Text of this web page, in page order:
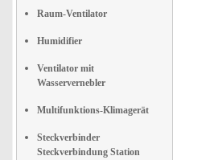
Raum-Ventilator
Humidifier
Ventilator mit
Wasservernebler
Multifunktions-Klimagerät
Steckverbinder
Steckverbindung Station